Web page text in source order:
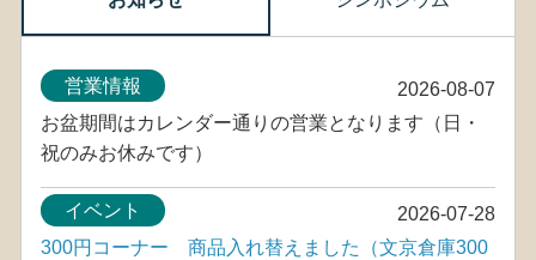
2026-08-07
営業情報
お盆期間はカレンダー通りの営業となります（日・
祝のみお休みです）
2026-07-28
イベント
300円コーナー 商品入れ替えました（文京倉庫300